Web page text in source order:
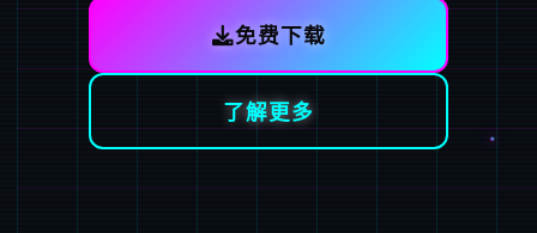
免费下载
了解更多